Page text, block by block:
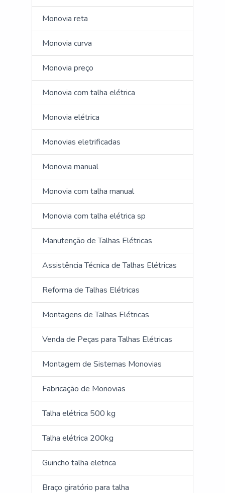
Monovia reta
Monovia curva
Monovia preço
Monovia com talha elétrica
Monovia elétrica
Monovias eletrificadas
Monovia manual
Monovia com talha manual
Monovia com talha elétrica sp
Manutenção de Talhas Elétricas
Assistência Técnica de Talhas Elétricas
Reforma de Talhas Elétricas
Montagens de Talhas Elétricas
Venda de Peças para Talhas Elétricas
Montagem de Sistemas Monovias
Fabricação de Monovias
Talha elétrica 500 kg
Talha elétrica 200kg
Guincho talha eletrica
Braço giratório para talha